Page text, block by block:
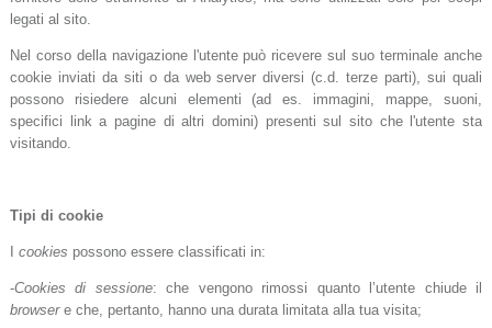
legati al sito.
Nel corso della navigazione l'utente può ricevere sul suo terminale anche
cookie inviati da siti o da web server diversi (c.d. terze parti), sui quali
possono risiedere alcuni elementi (ad es. immagini, mappe, suoni,
specifici link a pagine di altri domini) presenti sul sito che l'utente sta
visitando.
Tipi di cookie
I cookies possono essere classificati in:
-Cookies di sessione: che vengono rimossi quanto l’utente chiude il
browsere che, pertanto, hanno una durata limitata alla tua visita;